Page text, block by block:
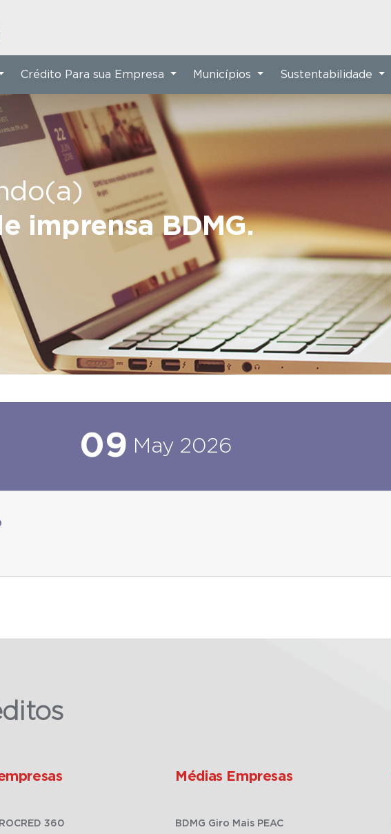
imprensa BDMG.
Crédito Para sua Empresa Municípios Sustentabilidade
09 May 2026
360
Médias Empresas
BDMG Giro Mais PEAC